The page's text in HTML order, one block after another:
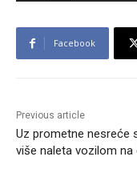
Facebook
Previous article
Uz prometne nesreće
više naleta vozilom na